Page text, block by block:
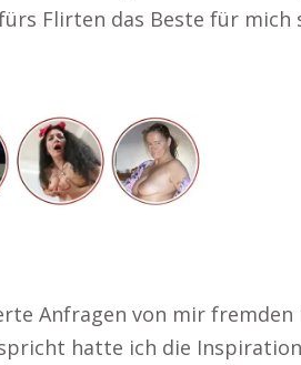
Flirten das Beste für mich
Anfragen von mir fremden
hatte ich die